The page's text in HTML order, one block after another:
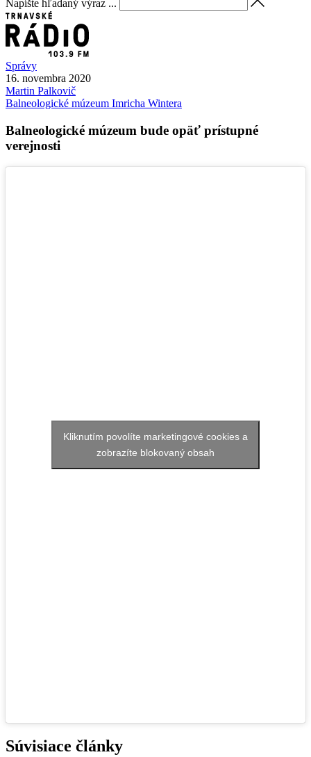
Napíšte hľadaný výraz ...
Správy
16. novembra 2020
Martin Palkovič
Balneologické múzeum Imricha Wintera
Balneologické múzeum bude opäť prístupné
verejnosti
Kliknutím povolíte marketingové cookies a
zobrazíte blokovaný obsah
Súvisiace články